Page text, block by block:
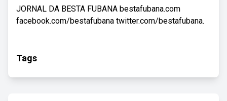
JORNAL DA BESTA FUBANA bestafubana.com
facebook.com/bestafubana twitter.com/bestafubana.
Tags